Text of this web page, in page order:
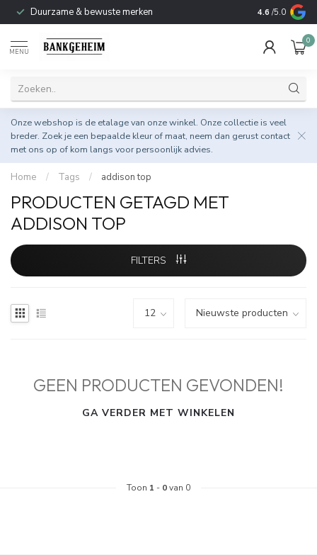
Duurzame & bewuste merken 4.6 /5.0
MENU
0
Onze webshop is de etalage van onze winkel. Onze collectie is veel
breder. Zoek je een bepaalde kleur of maat, neem dan gerust contact
met ons op of kom langs voor persoonlijk advies.
Home / Tags / addison top
PRODUCTEN GETAGD MET
ADDISON TOP
FILTERS
GEEN PRODUCTEN GEVONDEN!
GA VERDER MET WINKELEN
Toon 1 - 0van 0